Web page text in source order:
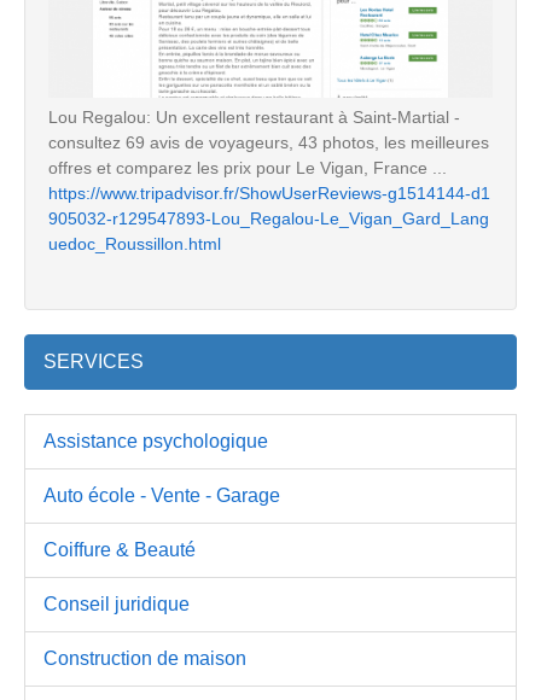
Lou Regalou: Un excellent restaurant à Saint-Martial -
consultez 69 avis de voyageurs, 43 photos, les meilleures
offres et comparez les prix pour Le Vigan, France ...
https://www.tripadvisor.fr/ShowUserReviews-g1514144-d1
905032-r129547893-Lou_Regalou-Le_Vigan_Gard_Lang
uedoc_Roussillon.html
SERVICES
Assistance psychologique
Auto école - Vente - Garage
Coiffure & Beauté
Conseil juridique
Construction de maison